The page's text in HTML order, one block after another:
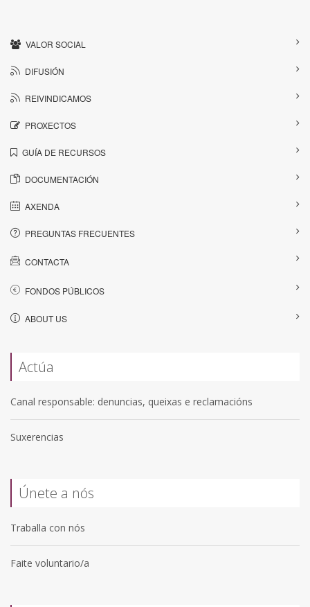
VALOR SOCIAL
DIFUSIÓN
REIVINDICAMOS
PROXECTOS
GUÍA DE RECURSOS
DOCUMENTACIÓN
AXENDA
PREGUNTAS FRECUENTES
CONTACTA
FONDOS PÚBLICOS
ABOUT US
Actúa
Canal responsable: denuncias, queixas e reclamacións
Suxerencias
Únete a nós
Traballa con nós
Faite voluntario/a